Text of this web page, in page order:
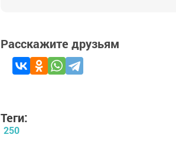
Расскажите друзьям
Теги:
250